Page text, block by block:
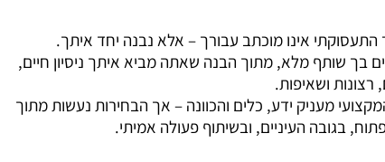
התעסוקתי אינו מוכתב עבורך – אלא נבנה יחד איתך.
בך שותף מלא, מתוך הבנה שאתה מביא איתך ניסיון חיים,
רצונות ושאיפות.
מעניק ידע, כלים והכוונה – אך הבחירות נעשות מתוך
בגובה העיניים, ובשיתוף פעולה אמיתי.